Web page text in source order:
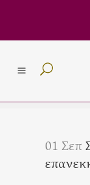
01 Σεπ